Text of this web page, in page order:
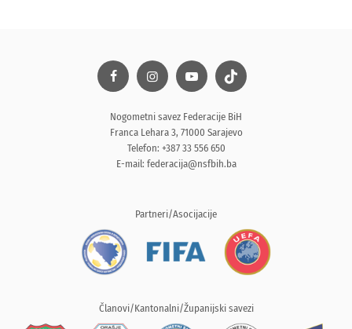
Nogometni savez Federacije BiH
Franca Lehara 3, 71000 Sarajevo
Telefon: +387 33 556 650
E-mail: federacija@nsfbih.ba
Partneri/Asocijacije
Članovi/Kantonalni/Županijski savezi